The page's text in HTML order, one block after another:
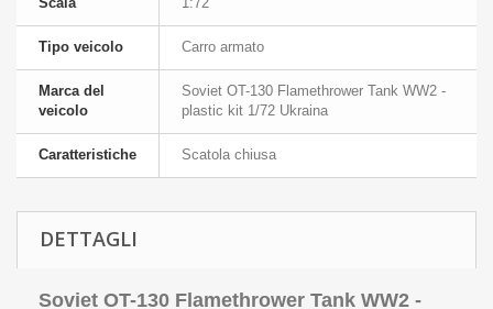
Tipo veicolo Carro armato
Marca del
veicolo
Soviet OT-130 Flamethrower Tank WW2 -
plastic kit 1/72 Ukraina
Caratteristiche Scatola chiusa
DETTAGLI
Soviet OT-130 Flamethrower Tank WW2 -